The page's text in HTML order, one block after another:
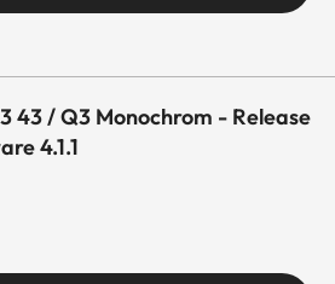
43 / Q3 Monochrom - Release
4.1.1